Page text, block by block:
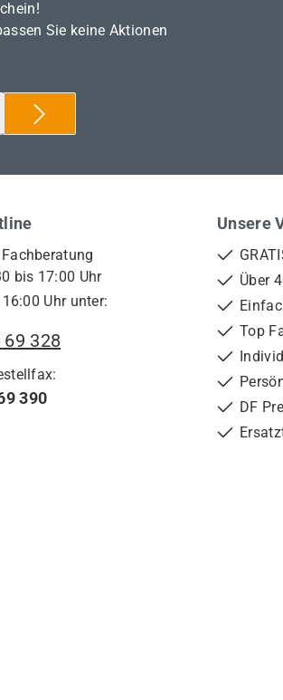
Sie keine Aktionen
bis 17:00 Uhr
Uhr unter:
69 328
390
Unsere
Über
Top
DF